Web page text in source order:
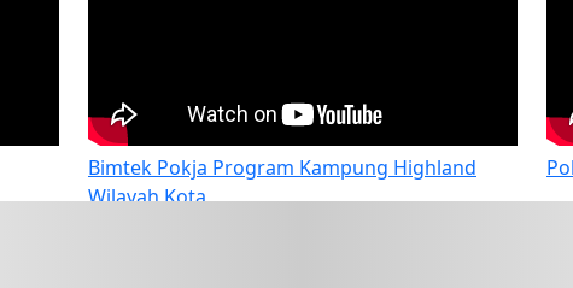
Bimtek Pokja Program Kampung Highland
Wilayah Kota